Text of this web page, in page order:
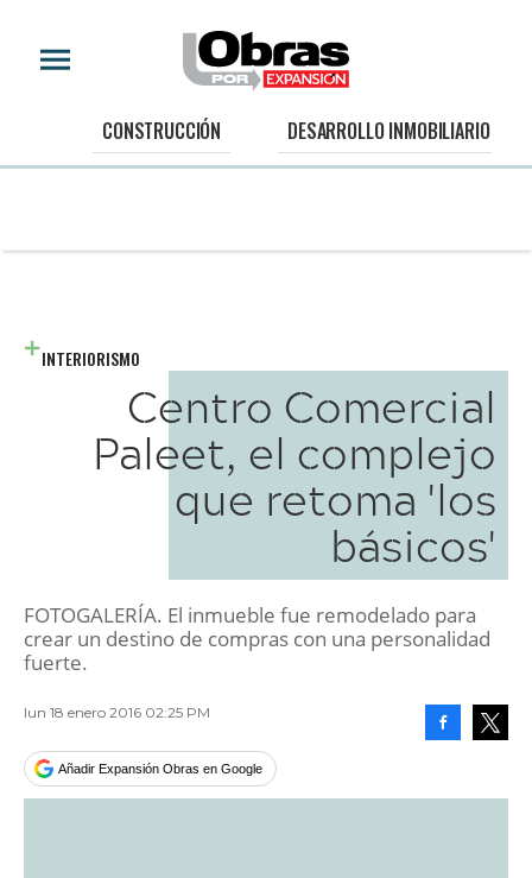
CONSTRUCCIÓN DESARROLLO INMOBILIARIO
INTERIORISMO
Centro Comercial
Paleet, el complejo
que retoma 'los
básicos'
FOTOGALERÍA. El inmueble fue remodelado para
crear un destino de compras con una personalidad
fuerte.
lun 18 enero 2016 02:25 PM
Añadir Expansión Obras en Google